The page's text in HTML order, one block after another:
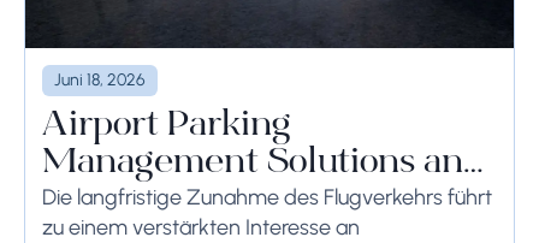
Juni 18, 2026
Airport Parking
Management Solutions and
Systems
Die langfristige Zunahme des Flugverkehrs führt
zu einem verstärkten Interesse an